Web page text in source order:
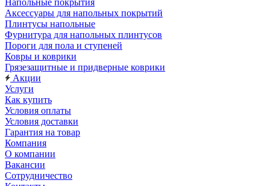
Напольные покрытия
Аксессуары для напольных покрытий
Плинтусы напольные
Фурнитура для напольных плинтусов
Пороги для пола и ступеней
Ковры и коврики
Грязезащитные и придверные коврики
Акции
Услуги
Как купить
Условия оплаты
Условия доставки
Гарантия на товар
Компания
О компании
Вакансии
Сотрудничество